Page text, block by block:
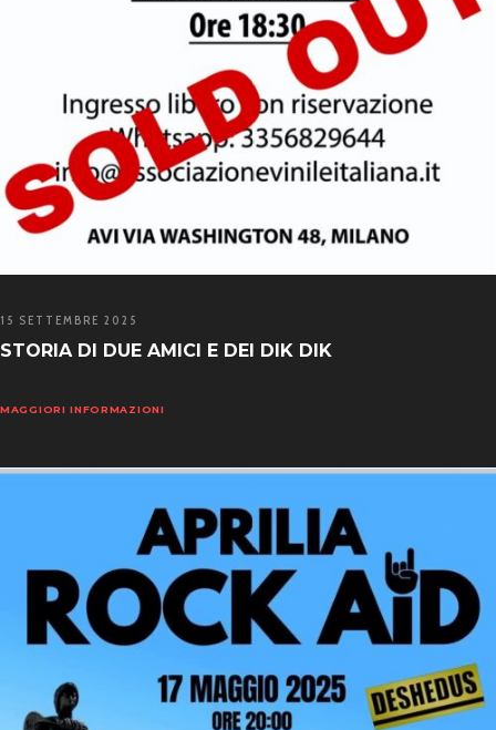
15 SETTEMBRE 2025
STORIA DI DUE AMICI E DEI DIK DIK
MAGGIORI INFORMAZIONI